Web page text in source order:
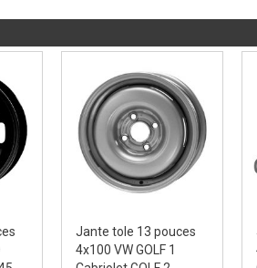
Jante tole 13 pouces
4x100 VW GOLF 1